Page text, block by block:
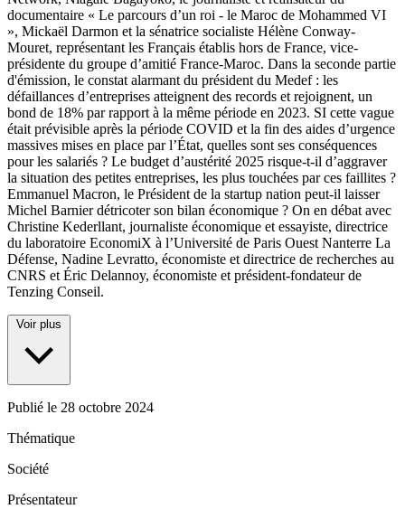
documentaire « Le parcours d’un roi - le Maroc de Mohammed VI
», Mickaël Darmon et la sénatrice socialiste Hélène Conway-
Mouret, représentant les Français établis hors de France, vice-
présidente du groupe d’amitié France-Maroc. Dans la seconde partie
d'émission, le constat alarmant du président du Medef : les
défaillances d’entreprises atteignent des records et rejoignent, un
bond de 18% par rapport à la même période en 2023. SI cette vague
était prévisible après la période COVID et la fin des aides d’urgence
massives mises en place par l’État, quelles sont ses conséquences
pour les salariés ? Le budget d’austérité 2025 risque-t-il d’aggraver
la situation des petites entreprises, les plus touchées par ces faillites ?
Emmanuel Macron, le Président de la startup nation peut-il laisser
Michel Barnier détricoter son bilan économique ? On en débat avec
Christine Kederllant, journaliste économique et essayiste, directrice
du laboratoire EconomiX à l’Université de Paris Ouest Nanterre La
Défense, Nadine Levratto, économiste et directrice de recherches au
CNRS et Éric Delannoy, économiste et président-fondateur de
Tenzing Conseil.
Voir plus
Publié le 28 octobre 2024
Thématique
Société
Présentateur